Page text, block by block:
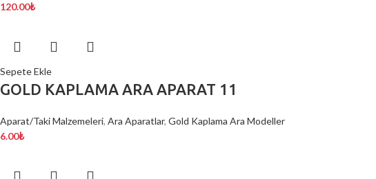
120.00₺
Sepete Ekle
GOLD KAPLAMA ARA APARAT 11
Aparat/Taki Malzemeleri, Ara Aparatlar, Gold Kaplama Ara Modeller
6.00₺